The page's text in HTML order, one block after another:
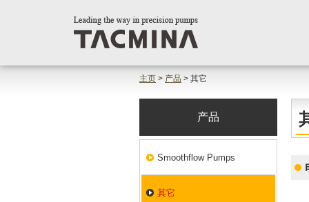
主页 > 产品 > 其它
产品
Smoothflow Pumps
其它